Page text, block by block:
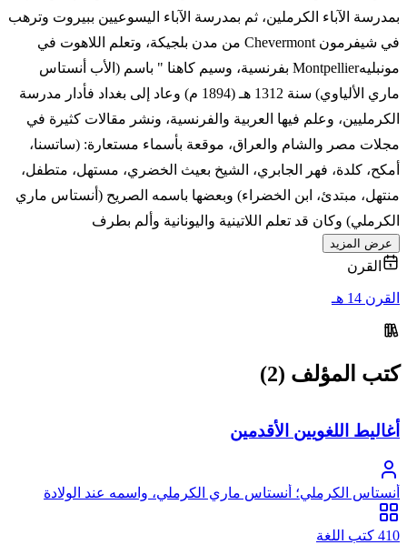
بمدرسة الآباء الكرملين، ثم بمدرسة الآباء اليسوعيين ببيروت وترهب
في شيفرمون Chevermont من مدن بلجيكة، وتعلم اللاهوت في
مونبليهMontpellier بفرنسية، وسيم كاهنا " باسم (الأب أنستاس
ماري الألياوي) سنة 1312 هـ (1894 م) وعاد إلى بغداد فأدار مدرسة
الكرمليين، وعلم فيها العربية والفرنسية، ونشر مقالات كثيرة في
مجلات مصر والشام والعراق، موقعة بأسماء مستعارة: (ساتسنا،
أمكح، كلدة، فهر الجابري، الشيخ بعيث الخضري، مستهل، متطفل،
منتهل، مبتدئ، ابن الخضراء) وبعضها باسمه الصريح (أنستاس ماري
الكرملي) وكان قد تعلم اللاتينية واليونانية وألم بطرف
عرض المزيد
القرن
القرن 14 هـ
كتب المؤلف (2)
أغاليط اللغويين الأقدمين
أنستاس الكرملي؛ أنستاس ماري الكرملي، واسمه عند الولادة
بطرس بن جبرائيل يوسف عواد
410 كتب اللغة